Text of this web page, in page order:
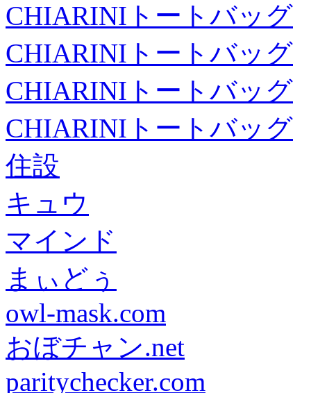
CHIARINIトートバッグ
CHIARINIトートバッグ
CHIARINIトートバッグ
CHIARINIトートバッグ
住設
キュウ
マインド
まぃどぅ
owl-mask.com
おぼチャン.net
paritychecker.com